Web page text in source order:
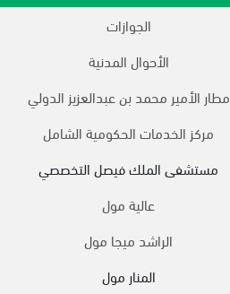
الجوازات
الأحوال المدنية
مطار الأمير محمد بن عبدالعزيز الدولي
مركز الخدمات الحكومية الشامل
مستشفى الملك فيصل التخصصي
عالية مول
الراشد ميجا مول
المنار مول